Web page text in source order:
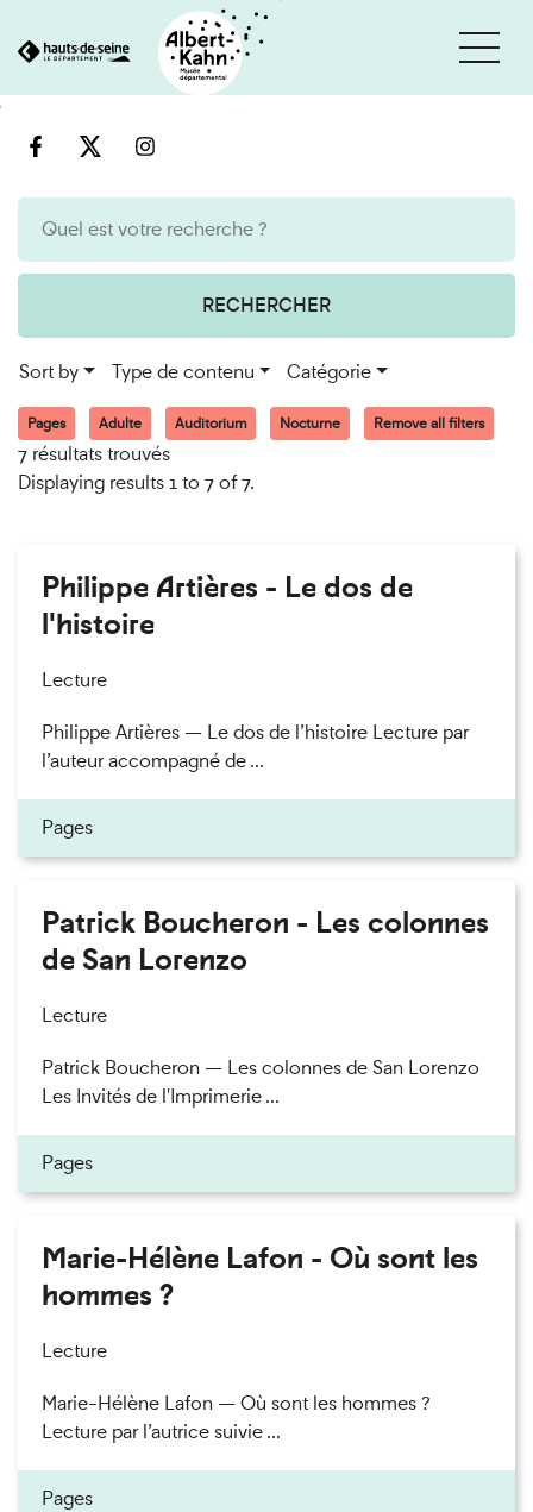
engine
RECHERCHER
Sort by Type de contenu Catégorie
Pages Adulte Auditorium Nocturne Remove all filters
7 résultats trouvés
Displaying results 1 to 7 of 7.
Philippe Artières - Le dos de
l'histoire
Lecture
Philippe Artières — Le dos de l’histoire Lecture par
l’auteur accompagné de ...
Pages
Patrick Boucheron - Les colonnes
de San Lorenzo
Lecture
Patrick Boucheron — Les colonnes de San Lorenzo
Les Invités de l'Imprimerie ...
Pages
Marie-Hélène Lafon - Où sont les
hommes ?
Lecture
Marie-Hélène Lafon — Où sont les hommes ?
Lecture par l’autrice suivie ...
Pages
Cookies management panel